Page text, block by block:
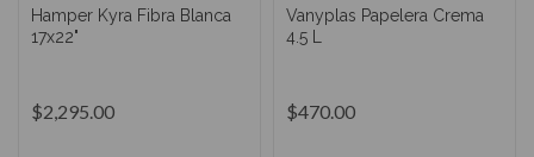
Hamper Kyra Fibra Blanca
17x22"
$2,295.00
Vanyplas Papelera Crema
4.5 L
$470.00